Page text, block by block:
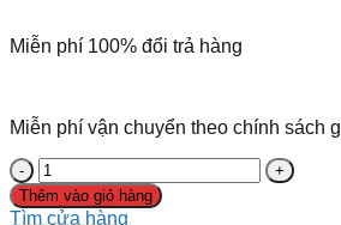
Miễn phí 100% đổi trả hàng
Miễn phí vận chuyển theo chính sách
Thêm vào giỏ hàng
Tìm cửa hàng